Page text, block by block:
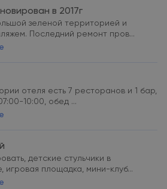
в 2017г
зеленой территорией и
Последний ремонт пров...
отеля есть 7 ресторанов и 1 бар,
10:00, обед ...
детские стульчики в
игровая площадка, мини-клуб...